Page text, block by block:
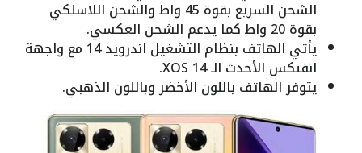
الشحن السريع بقوة 45 واط والشحن اللاسلكي
بقوة 20 واط كما يدعم الشحن العكسي.
يأتي الهاتف بنظام التشغيل اندرويد 14 مع واجهة
انفنكس الأحدث الـ XOS 14.
يتوفر الهاتف باللون الأخضر وباللون الذهبي.